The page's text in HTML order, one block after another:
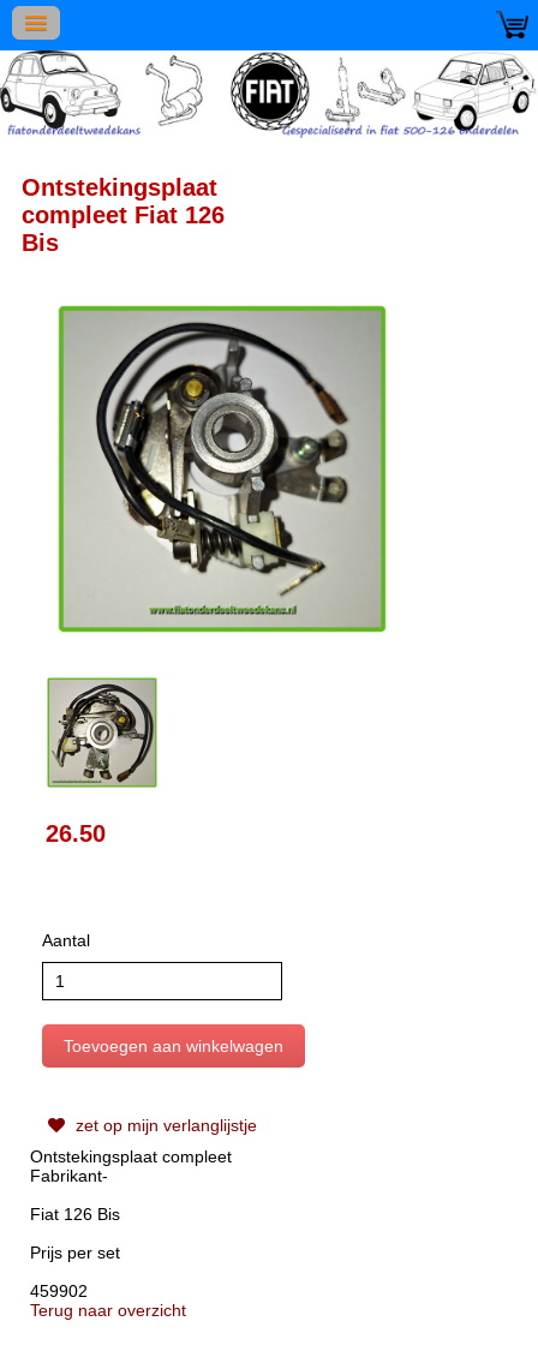
Ontstekingsplaat
compleet Fiat 126
Bis
26.50
Aantal
zet op mijn verlanglijstje
Ontstekingsplaat compleet
Fabrikant-
Fiat 126 Bis
Prijs per set
459902
Terug naar overzicht